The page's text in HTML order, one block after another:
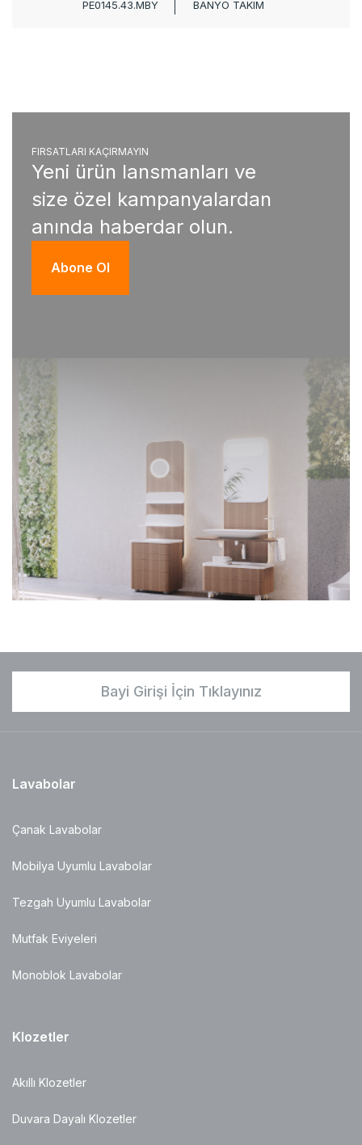
PE0145.43.MBY BANYO TAKIM
FIRSATLARI KAÇIRMAYIN
Yeni ürün lansmanları ve
size özel kampanyalardan
anında haberdar olun.
Abone Ol
Bayi Girişi İçin Tıklayınız
Lavabolar
Çanak Lavabolar
Mobilya Uyumlu Lavabolar
Tezgah Uyumlu Lavabolar
Mutfak Eviyeleri
Monoblok Lavabolar
Klozetler
Akıllı Klozetler
Duvara Dayalı Klozetler